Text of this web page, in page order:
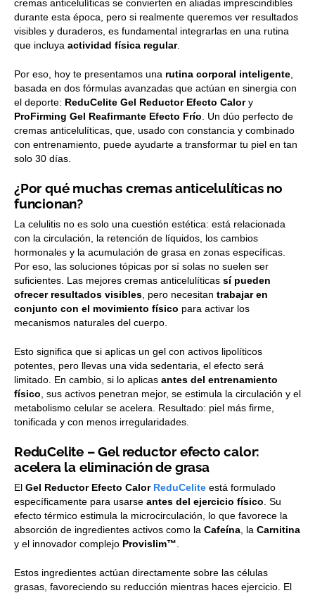
cremas anticelulíticas se convierten en aliadas imprescindibles
durante esta época, pero si realmente queremos ver resultados
visibles y duraderos, es fundamental integrarlas en una rutina
que incluya actividad física regular.
Por eso, hoy te presentamos una rutina corporal inteligente
basada en dos fórmulas avanzadas que actúan en sinergia con
el deporte: ReduCelite Gel Reductor Efecto Calory
ProFirming Gel Reafirmante Efecto Frío . Un dúo perfecto de
cremas anticelulíticas, que, usado con constancia y combinado
con entrenamiento, puede ayudarte a transformar tu piel en tan
solo 30 días.
¿Por qué muchas cremas anticelulíticas no
funcionan?
La celulitis no es solo una cuestión estética: está relacionada
con la circulación, la retención de líquidos, los cambios
hormonales y la acumulación de grasa en zonas específicas.
Por eso, las soluciones tópicas por sí solas no suelen ser
suficientes. Las mejores cremas anticelulíticas sí pueden
ofrecer resultados visibles , pero necesitan trabajar en
conjunto con el movimiento físico para activar los
mecanismos naturales del cuerpo.
Esto significa que si aplicas un gel con activos lipolíticos
potentes, pero llevas una vida sedentaria, el efecto será
limitado. En cambio, si lo aplicas antes del entrenamiento
físico , sus activos penetran mejor, se estimula la circulación y el
metabolismo celular se acelera. Resultado: piel más firme,
tonificada y con menos irregularidades.
ReduCelite – Gel reductor efecto calor:
acelera la eliminación de grasa
El Gel Reductor Efecto Calor ReduCelite está formulado
específicamente para usarse antes del ejercicio físico . Su
efecto térmico estimula la microcirculación, lo que favorece la
absorción de ingredientes activos como la Cafeína , la Carnitina
y el innovador complejo Provislim™
Estos ingredientes actúan directamente sobre las células
grasas, favoreciendo su reducción mientras haces ejercicio. El